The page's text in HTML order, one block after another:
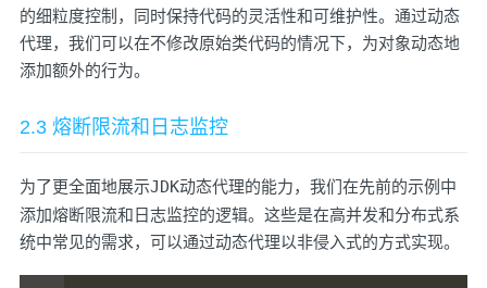
的细粒度控制，同时保持代码的灵活性和可维护性。通过动态
代理，我们可以在不修改原始类代码的情况下，为对象动态地
添加额外的行为。
2.3 熔断限流和日志监控
为了更全面地展示JDK动态代理的能力，我们在先前的示例中
添加熔断限流和日志监控的逻辑。这些是在高并发和分布式系
统中常见的需求，可以通过动态代理以非侵入式的方式实现。